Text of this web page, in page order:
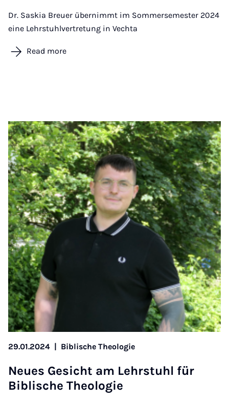
Dr. Saskia Breuer übernimmt im Sommersemester 2024
eine Lehrstuhlvertretung in Vechta
Read more
29.01.2024 | Biblische Theologie
Neues Gesicht am Lehr­stuhl für
Bib­lis­che Theo­lo­gie